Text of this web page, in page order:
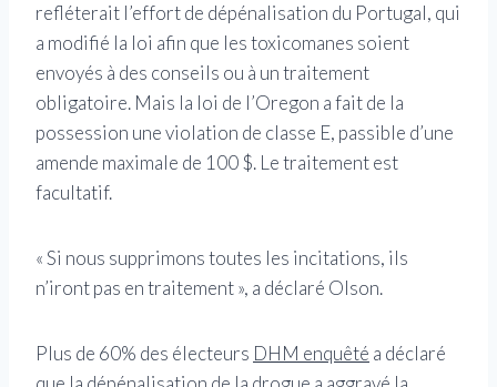
refléterait l’effort de dépénalisation du Portugal, qui
a modifié la loi afin que les toxicomanes soient
envoyés à des conseils ou à un traitement
obligatoire. Mais la loi de l’Oregon a fait de la
possession une violation de classe E, passible d’une
amende maximale de 100 $. Le traitement est
facultatif.
« Si nous supprimons toutes les incitations, ils
n’iront pas en traitement », a déclaré Olson.
Plus de 60% des électeurs DHM enquêté a déclaré